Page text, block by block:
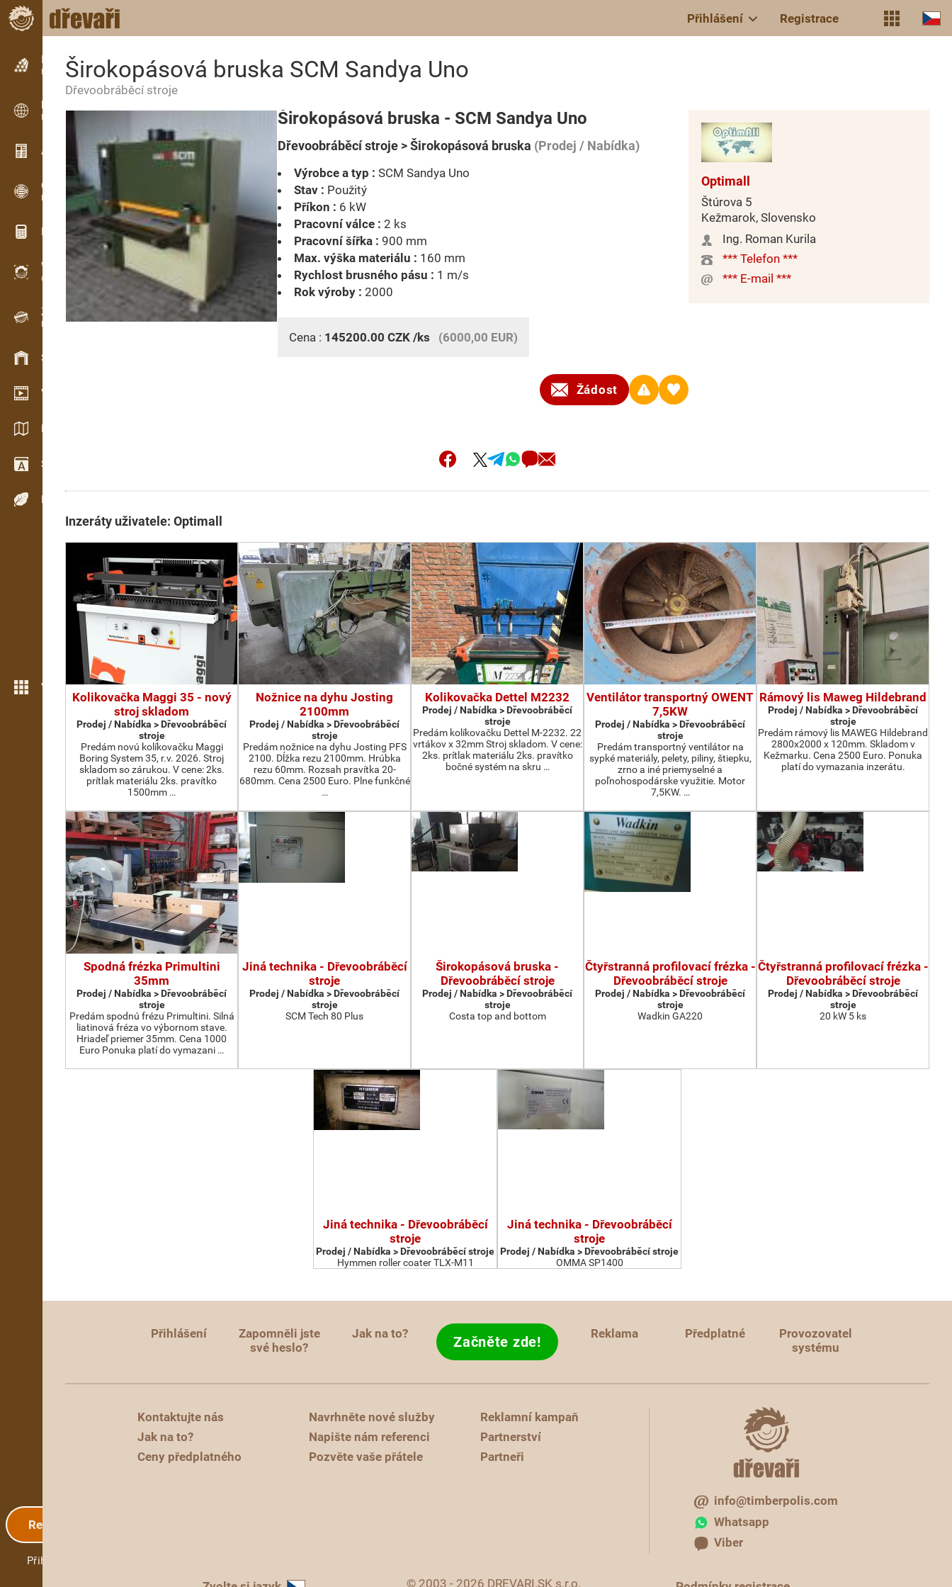
Přihlášení Registrace
Inzerce
Řádková inzerce
Inzerce
Mezinárodní inzerce
Aktuality / Články
OPTI-TIMB
Pořezová schémata
Dřevařské kalkulačky
WoodProfi
Objem dřeva s AI
Záznamník
Evidence dřeva v terénu
Skladové hospodářství
Video showroom
Katalogy / Brožury
Slovník
Dřeviny
Více možností
Registrace
Přihlášení
Širokopásová bruska SCM Sandya Uno
Dřevoobráběcí stroje
Širokopásová bruska - SCM Sandya Uno
Dřevoobráběcí stroje > Širokopásová bruska (Prodej / Nabídka)
Výrobce a typ : SCM Sandya Uno
Stav : Použitý
Příkon : 6 kW
Pracovní válce : 2 ks
Pracovní šířka : 900 mm
Max. výška materiálu : 160 mm
Rychlost brusného pásu : 1 m/s
Rok výroby : 2000
Cena : 145200.00 CZK /ks (6000,00 EUR)
Žádost
Optimall
Štúrova 5
Kežmarok, Slovensko
Ing. Roman Kurila
*** Telefon ***
*** E-mail ***
Inzeráty uživatele: Optimall
Kolikovačka Maggi 35 - nový
stroj skladom
Prodej / Nabídka > Dřevoobráběcí
stroje
Predám novú kolíkovačku Maggi
Boring System 35, r.v. 2026. Stroj
skladom so zárukou. V cene: 2ks.
prítlak materiálu 2ks. pravítko
1500mm …
Nožnice na dyhu Josting
2100mm
Prodej / Nabídka > Dřevoobráběcí
stroje
Predám nožnice na dyhu Josting PFS
2100. Dĺžka rezu 2100mm. Hrúbka
rezu 60mm. Rozsah pravítka 20-
680mm. Cena 2500 Euro. Plne funkčné
…
Kolikovačka Dettel M2232
Prodej / Nabídka > Dřevoobráběcí
stroje
Predám kolíkovačku Dettel M-2232. 22
vrtákov x 32mm Stroj skladom. V cene:
2ks. prítlak materiálu 2ks. pravítko
bočné systém na skru …
Ventilátor transportný OWENT
7,5KW
Prodej / Nabídka > Dřevoobráběcí
stroje
Predám transportný ventilátor na
sypké materiály, pelety, piliny, štiepku,
zrno a iné priemyselné a
poľnohospodárske využitie. Motor
7,5KW. …
Rámový lis Maweg Hildebrand
Prodej / Nabídka > Dřevoobráběcí
stroje
Predám rámový lis MAWEG Hildebrand
2800x2000 x 120mm. Skladom v
Kežmarku. Cena 2500 Euro. Ponuka
platí do vymazania inzerátu.
Spodná frézka Primultini
35mm
Prodej / Nabídka > Dřevoobráběcí
stroje
Predám spodnú frézu Primultini. Silná
liatinová fréza vo výbornom stave.
Hriadeľ priemer 35mm. Cena 1000
Euro Ponuka platí do vymazani …
Jiná technika - Dřevoobráběcí
stroje
Prodej / Nabídka > Dřevoobráběcí
stroje
SCM Tech 80 Plus
Širokopásová bruska -
Dřevoobráběcí stroje
Prodej / Nabídka > Dřevoobráběcí
stroje
Costa top and bottom
Čtyřstranná profilovací frézka -
Dřevoobráběcí stroje
Prodej / Nabídka > Dřevoobráběcí
stroje
Wadkin GA220
Čtyřstranná profilovací frézka -
Dřevoobráběcí stroje
Prodej / Nabídka > Dřevoobráběcí
stroje
20 kW 5 ks
Jiná technika - Dřevoobráběcí
stroje
Prodej / Nabídka > Dřevoobráběcí stroje
Hymmen roller coater TLX-M11
Jiná technika - Dřevoobráběcí
stroje
Prodej / Nabídka > Dřevoobráběcí stroje
OMMA SP1400
Přihlášení
Zapomněli jste
své heslo?
Jak na to? Začněte zde! Reklama Předplatné
Provozovatel
systému
Kontaktujte nás
Jak na to?
Ceny předplatného
Navrhněte nové služby
Napište nám referenci
Pozvěte vaše přátele
Reklamní kampaň
Partnerství
Partneři
info@timberpolis.com
Whatsapp
Viber
© 2003 - 2026 DREVARI.SK s.r.o.